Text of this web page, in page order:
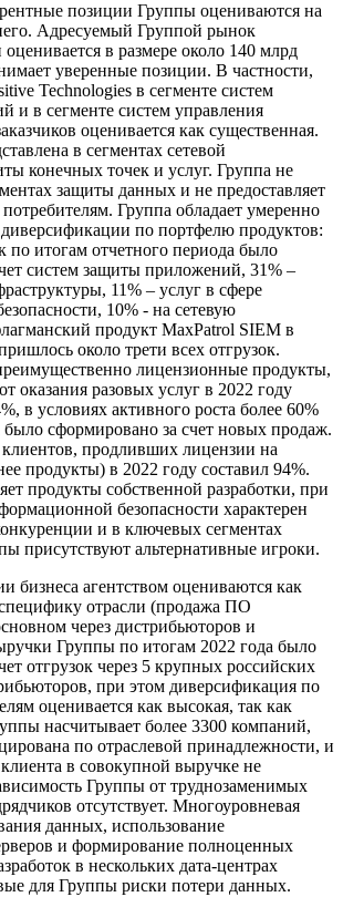
позиции Группы оцениваются на
Адресуемый Группой рынок
оценивается в размере около 140 млрд
уверенные позиции. В частности,
Technologies в сегменте систем
и в сегменте систем управления
оценивается как существенная.
в сегментах сетевой
конечных точек и услуг. Группа не
защиты данных и не предоставляет
Группа обладает умеренно
по портфелю продуктов:
по итогам отчетного периода было
систем защиты приложений, 31% –
11% – услуг в сфере
10% - на сетевую
продукт MaxPatrol SIEM в
около трети всех отгрузок.
лицензионные продукты,
оказания разовых услуг в 2022 году
в условиях активного роста более 60%
сформировано за счет новых продаж.
клиентов, продливших лицензии на
продукты) в 2022 году составил 94%.
продукты собственной разработки, при
безопасности характерен
и в ключевых сегментах
присутствуют альтернативные игроки.
бизнеса агентством оцениваются как
отрасли (продажа ПО
через дистрибьюторов и
Группы по итогам 2022 года было
отгрузок через 5 крупных российских
при этом диверсификация по
оценивается как высокая, так как
насчитывает более 3300 компаний,
по отраслевой принадлежности, и
в совокупной выручке не
Группы от труднозаменимых
отсутствует. Многоуровневая
данных, использование
и формирование полноценных
в нескольких дата-центрах
для Группы риски потери данных.